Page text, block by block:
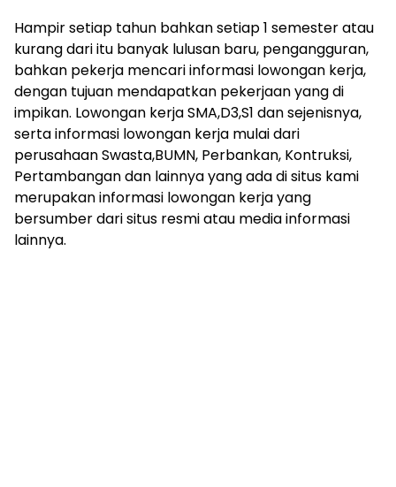
Hampir setiap tahun bahkan setiap 1 semester atau
kurang dari itu banyak lulusan baru, pengangguran,
bahkan pekerja mencari informasi lowongan kerja,
dengan tujuan mendapatkan pekerjaan yang di
impikan. Lowongan kerja SMA,D3,S1 dan sejenisnya,
serta informasi lowongan kerja mulai dari
perusahaan Swasta,BUMN, Perbankan, Kontruksi,
Pertambangan dan lainnya yang ada di situs kami
merupakan informasi lowongan kerja yang
bersumber dari situs resmi atau media informasi
lainnya.